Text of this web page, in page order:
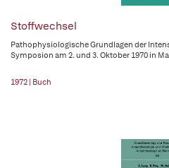
Stoffwechsel
Pathophysiologische Grundlagen der
Symposion am 2. und 3. Oktober 1970 in
1972 | Buch